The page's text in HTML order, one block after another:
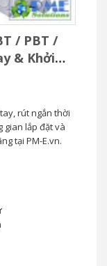
/ PBT /
& Khởi
rút ngắn thời
gian lắp đặt và
tại PM-E.vn.